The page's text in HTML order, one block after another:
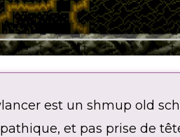
est un shmup old
et pas prise de